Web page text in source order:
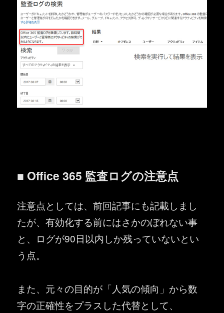
■ Office 365 監査ログの注意点
注意点としては、前回記事にも記載しまし
たが、有効化する前にはさかのぼれない事
と、ログが90日以内しか残っていないとい
う点。
また、元々の目的が「人気の傾向」から数
字の正確性をプラスした代替として、